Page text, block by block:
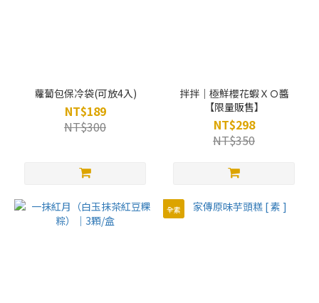
蘿蔔包保冷袋(可放4入)
NT$189
NT$300
拌拌｜極鮮櫻花蝦ＸＯ醬
【限量販售】
NT$298
NT$350
全素